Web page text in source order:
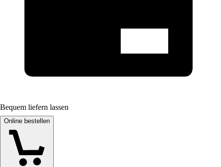
Bequem liefern lassen
Online bestellen